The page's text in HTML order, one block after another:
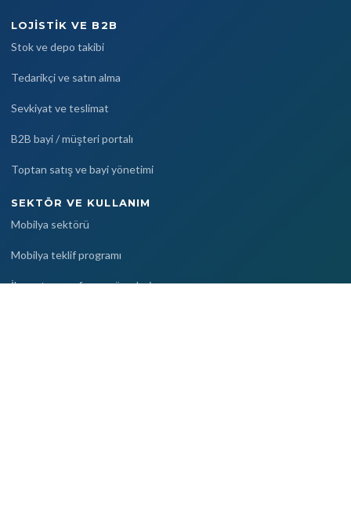
LOJISTIK VE B2B
Stok ve depo takibi
Tedarikçi ve satın alma
Sevkiyat ve teslimat
B2B bayi / müşteri portalı
Toptan satış ve bayi yönetimi
SEKTÖR VE KULLANIM
Mobilya sektörü
Mobilya teklif programı
İhracat ve proforma süreçleri